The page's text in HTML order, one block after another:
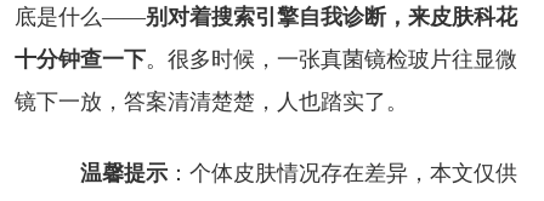
底是什么——别对着搜索引擎自我诊断，来皮肤科花
十分钟查一下。很多时候，一张真菌镜检玻片往显微
镜下一放，答案清清楚楚，人也踏实了。
温馨提示：个体皮肤情况存在差异，本文仅供